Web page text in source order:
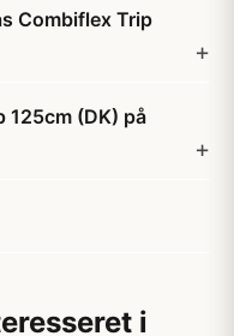
Combiflex Trip
125cm (DK) på
i